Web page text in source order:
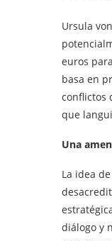
Ursula
euros
basa en
conflictos
que
Una
La idea
diálogo y